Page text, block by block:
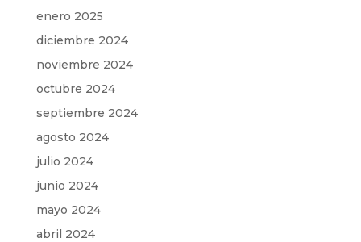
enero 2025
diciembre 2024
noviembre 2024
octubre 2024
septiembre 2024
agosto 2024
julio 2024
junio 2024
mayo 2024
abril 2024